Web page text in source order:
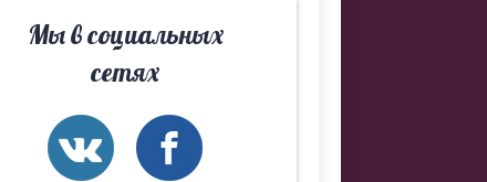
Мы в социальных
сетях